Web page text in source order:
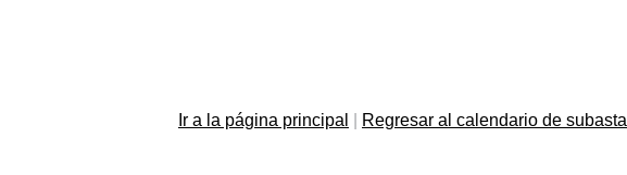
Ir a la página principal Regresar al calendario de